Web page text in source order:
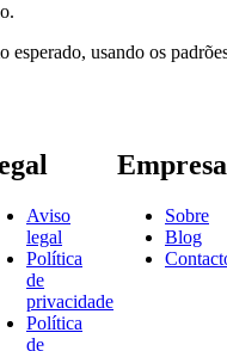
esperado, usando os
Aviso
legal
Política
de
privacidade
Política
de
Empresa
Sobre
Blog